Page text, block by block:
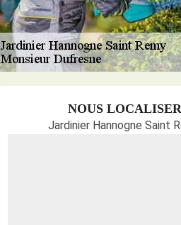
NOUS LOCALISER
Jardinier Hannogne Saint